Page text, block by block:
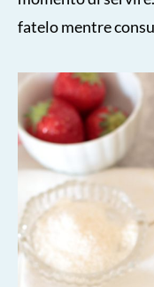
fatelo mentre